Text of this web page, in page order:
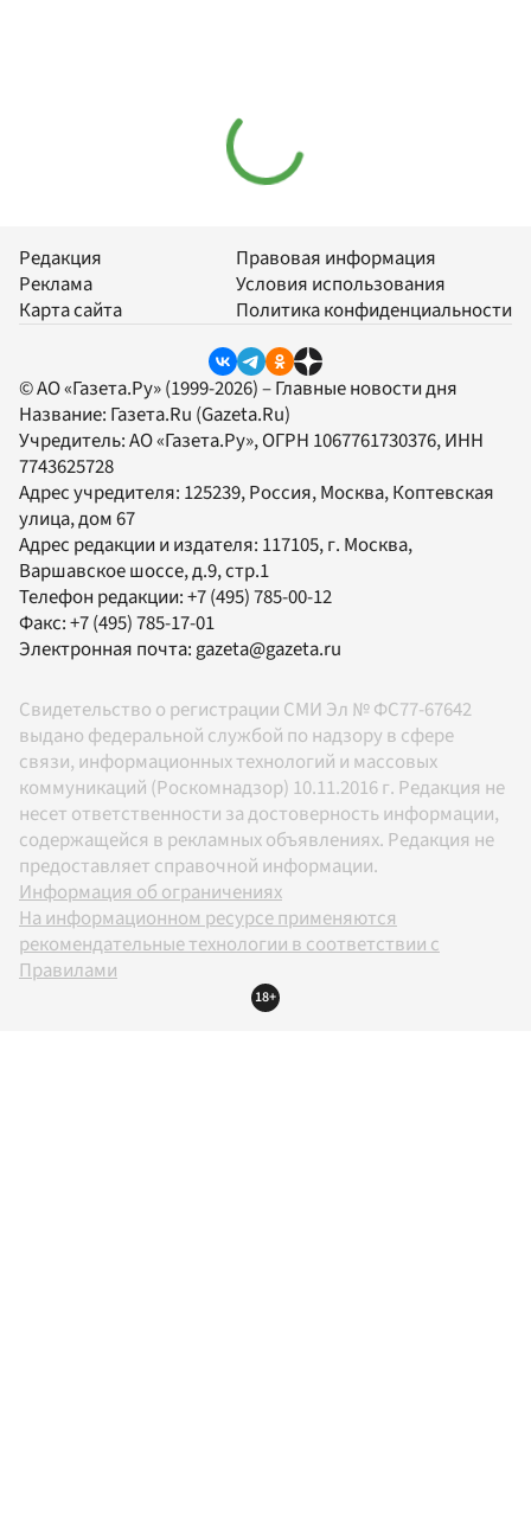
Редакция
Реклама
Карта сайта
Правовая информация
Условия использования
Политика конфиденциальности
© АО «Газета.Ру» (1999-2026) – Главные новости дня
Название: Газета.Ru (Gazeta.Ru)
Учредитель:АО «Газета.Ру», ОГРН 1067761730376, ИНН
7743625728
Адрес учредителя: 125239, Россия, Москва, Коптевская
улица, дом 67
Адрес редакции и издателя: 117105, г. Москва,
Варшавское шоссе, д.9, стр.1
Телефон редакции:+7 (495) 785-00-12
Факс:+7 (495) 785-17-01
Электронная почта:gazeta@gazeta.ru
Свидетельство о регистрации СМИ Эл № ФС77-67642
выдано федеральной службой по надзору в сфере
связи, информационных технологий и массовых
коммуникаций (Роскомнадзор) 10.11.2016 г. Редакция не
несет ответственности за достоверность информации,
содержащейся в рекламных объявлениях. Редакция не
предоставляет справочной информации.
Информация об ограничениях
На информационном ресурсе применяются
рекомендательные технологии в соответствии с
Правилами
18+